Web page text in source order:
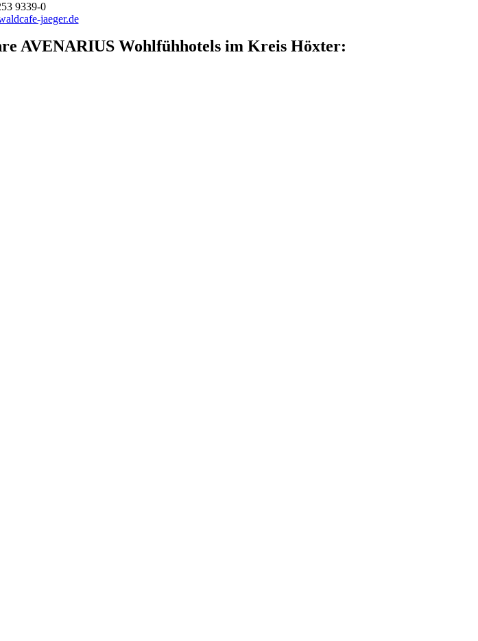
9339-0
jaeger.de
AVENARIUS Wohlfühhotels im Kreis Höxter: